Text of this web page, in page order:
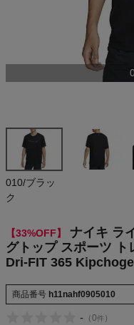
商品が見つからない方
On
THE NORTH FACE
CHUMS
HOKA
もっと見る
010/ブラッ
ク
【33%OFF】
ナイキ ラ
グトップ スポーツ
Dri-FIT 365
商品番号 h11nahf0905010
- （0件 ）